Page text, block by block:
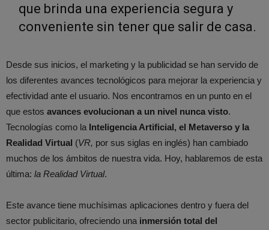
que brinda una experiencia segura y
conveniente sin tener que salir de casa.
Desde sus inicios, el marketing y la publicidad se han servido de
los diferentes avances tecnológicos para mejorar la experiencia y
efectividad ante el usuario. Nos encontramos en un punto en el
que estos avances evolucionan a un nivel nunca visto.
Tecnologías como la Inteligencia Artificial, el Metaverso y la
Realidad Virtual (VR, por sus siglas en inglés) han cambiado
muchos de los ámbitos de nuestra vida. Hoy, hablaremos de esta
última: la Realidad Virtual.
Este avance tiene muchísimas aplicaciones dentro y fuera del
sector publicitario, ofreciendo una inmersión total del